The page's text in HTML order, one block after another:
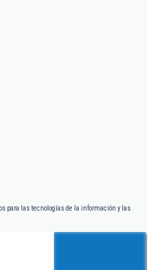
para las tecnologías de la información y las